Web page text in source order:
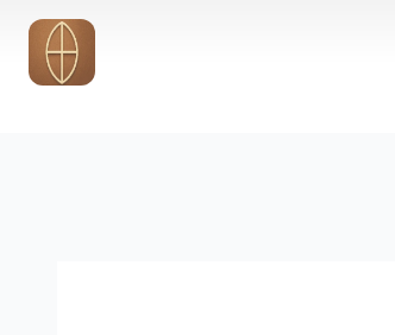
Vai al contenuto principale